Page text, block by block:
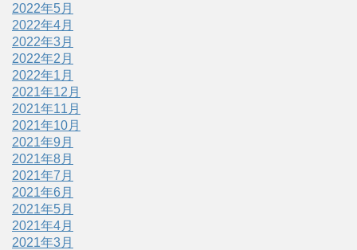
2022年5月
2022年4月
2022年3月
2022年2月
2022年1月
2021年12月
2021年11月
2021年10月
2021年9月
2021年8月
2021年7月
2021年6月
2021年5月
2021年4月
2021年3月